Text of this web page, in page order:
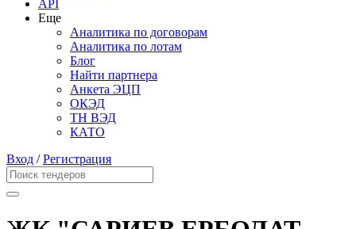
API
Еще
Аналитика по договорам
Аналитика по лотам
Блог
Найти партнера
Анкета ЭЦП
ОКЭД
ТН ВЭД
КАТО
Вход /Регистрация